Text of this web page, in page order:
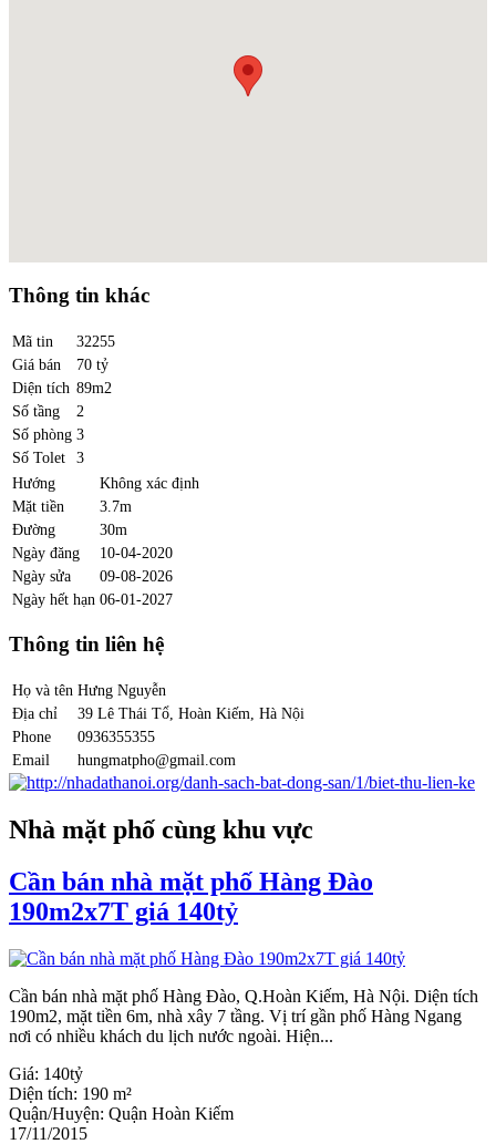
Thông tin khác
Mã tin
32255
Giá bán
70 tỷ
Diện tích 89m2
Số tầng
2
Số phòng 3
Số Tolet
3
Hướng
Không xác định
Mặt tiền
3.7m
Đường
30m
Ngày đăng
10-04-2020
Ngày sửa
09-08-2026
Ngày hết hạn 06-01-2027
Thông tin liên hệ
Họ và tên Hưng Nguyễn
Địa chỉ
39 Lê Thái Tổ, Hoàn Kiếm, Hà Nội
Phone
0936355355
Email
hungmatpho@gmail.com
Nhà mặt phố cùng khu vực
Cần bán nhà mặt phố Hàng Đào
190m2x7T giá 140tỷ
Cần bán nhà mặt phố Hàng Đào, Q.Hoàn Kiếm, Hà Nội. Diện tích
190m2, mặt tiền 6m, nhà xây 7 tầng. Vị trí gần phố Hàng Ngang
nơi có nhiều khách du lịch nước ngoài. Hiện...
Giá: 140tỷ
Diện tích: 190 m²
Quận/Huyện: Quận Hoàn Kiếm
17/11/2015